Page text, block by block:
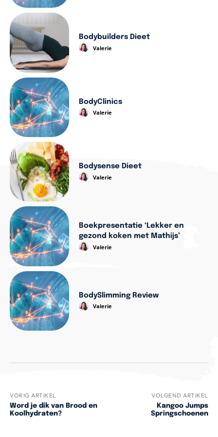
Bodybuilders Dieet
Valerie
BodyClinics
Valerie
Bodysense Dieet
Valerie
Boekpresentatie ‘Lekker en
gezond koken met Mathijs’
Valerie
BodySlimming Review
Valerie
VORIG ARTIKEL
Word je dik van Brood en
Koolhydraten?
VOLGEND ARTIKEL
Kangoo Jumps
Springschoenen